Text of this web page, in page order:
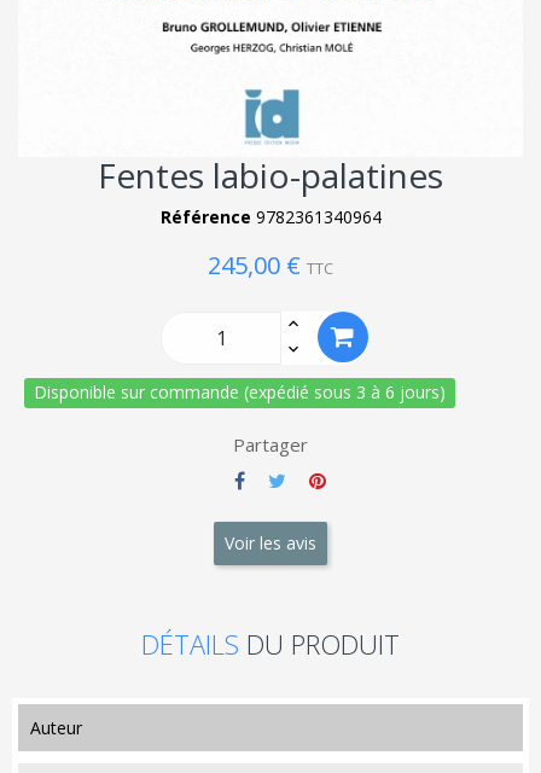
Fentes labio-palatines
Référence 9782361340964
245,00 € TTC
Disponible sur commande (expédié sous 3 à 6 jours)
Partager
Voir les avis
DÉTAILS DU PRODUIT
auteur